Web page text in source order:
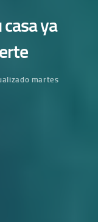
ya
martes